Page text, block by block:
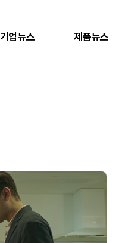
기업뉴스 제품뉴스